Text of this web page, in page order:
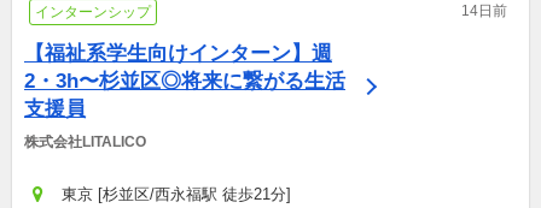
インターンシップ 14日前
【福祉系学生向けインターン】週
2・3h〜杉並区◎将来に繋がる生活
支援員
株式会社LITALICO
東京 [杉並区/西永福駅 徒歩21分]